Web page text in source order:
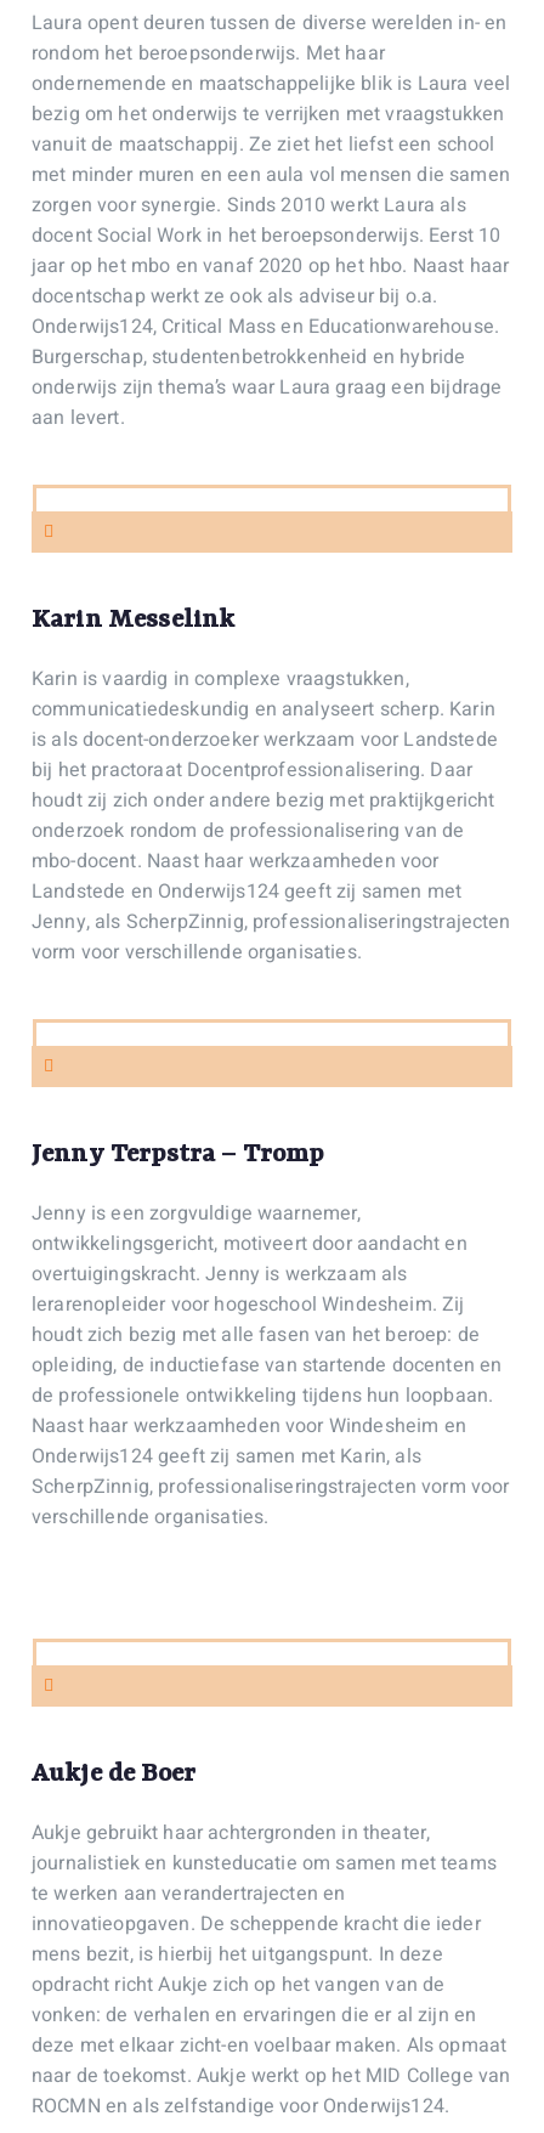
Laura opent deuren tussen de diverse werelden in- en
rondom het beroepsonderwijs. Met haar
ondernemende en maatschappelijke blik is Laura veel
bezig om het onderwijs te verrijken met vraagstukken
vanuit de maatschappij. Ze ziet het liefst een school
met minder muren en een aula vol mensen die samen
zorgen voor synergie. Sinds 2010 werkt Laura als
docent Social Work in het beroepsonderwijs. Eerst 10
jaar op het mbo en vanaf 2020 op het hbo. Naast haar
docentschap werkt ze ook als adviseur bij o.a.
Onderwijs124, Critical Mass en Educationwarehouse.
Burgerschap, studentenbetrokkenheid en hybride
onderwijs zijn thema’s waar Laura graag een bijdrage
aan levert.
Karin Messelink
Karin is vaardig in complexe vraagstukken,
communicatiedeskundig en analyseert scherp. Karin
is als docent-onderzoeker werkzaam voor Landstede
bij het practoraat Docentprofessionalisering. Daar
houdt zij zich onder andere bezig met praktijkgericht
onderzoek rondom de professionalisering van de
mbo-docent. Naast haar werkzaamheden voor
Landstede en Onderwijs124 geeft zij samen met
Jenny, als ScherpZinnig, professionaliseringstrajecten
vorm voor verschillende organisaties.
Jenny Terpstra – Tromp
Jenny is een zorgvuldige waarnemer,
ontwikkelingsgericht, motiveert door aandacht en
overtuigingskracht. Jenny is werkzaam als
lerarenopleider voor hogeschool Windesheim. Zij
houdt zich bezig met alle fasen van het beroep: de
opleiding, de inductiefase van startende docenten en
de professionele ontwikkeling tijdens hun loopbaan.
Naast haar werkzaamheden voor Windesheim en
Onderwijs124 geeft zij samen met Karin, als
ScherpZinnig, professionaliseringstrajecten vorm voor
verschillende organisaties.
Aukje de Boer
Aukje gebruikt haar achtergronden in theater,
journalistiek en kunsteducatie om samen met teams
te werken aan verandertrajecten en
innovatieopgaven. De scheppende kracht die ieder
mens bezit, is hierbij het uitgangspunt. In deze
opdracht richt Aukje zich op het vangen van de
vonken: de verhalen en ervaringen die er al zijn en
deze met elkaar zicht-en voelbaar maken. Als opmaat
naar de toekomst. Aukje werkt op het MID College van
ROCMN en als zelfstandige voor Onderwijs124.